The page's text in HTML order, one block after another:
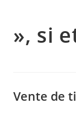
», si
Vente de